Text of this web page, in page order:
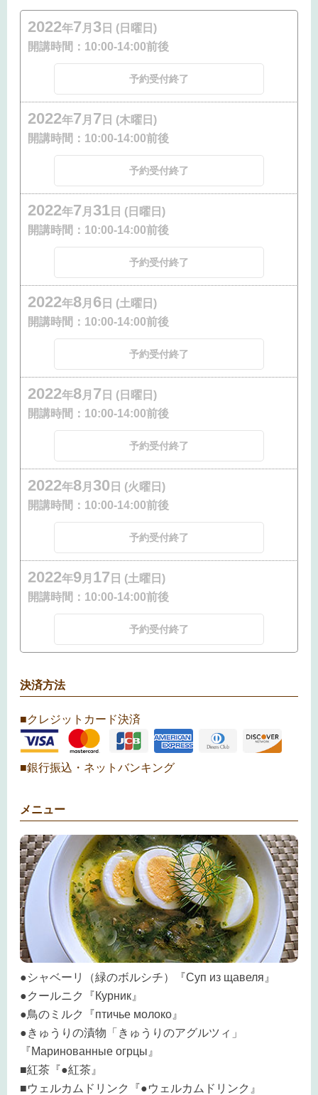
2022年7 月 3 日 (日曜日)
開講時間： 10:00-14:00前後
予約受付終了
2022年7 月 7 日 (木曜日)
開講時間： 10:00-14:00前後
予約受付終了
2022年7 月 31 日 (日曜日)
開講時間： 10:00-14:00前後
予約受付終了
2022年8月 6 日 (土曜日)
開講時間： 10:00-14:00前後
予約受付終了
2022年8月 7 日 (日曜日)
開講時間： 10:00-14:00前後
予約受付終了
2022年8月 30 日 (火曜日)
開講時間： 10:00-14:00前後
予約受付終了
2022年9月 17 日 (土曜日)
開講時間： 10:00-14:00前後
予約受付終了
決済方法
■クレジットカード決済
■銀行振込・ネットバンキング
メニュー
●シャベーリ（緑のボルシチ）『Суп из щавеля』
●クールニク『Курник』
●鳥のミルク『птичье молоко』
●きゅうりの漬物「きゅうりのアグルツィ」
『Маринованные огрцы』
■紅茶『●紅茶』
■ウェルカムドリンク『●ウェルカムドリンク』